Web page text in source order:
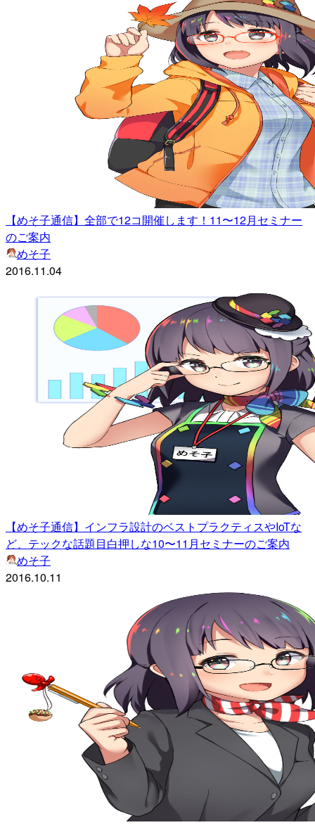
【めそ子通信】全部で12コ開催します！11〜12月セミナー
のご案内
めそ子
2016.11.04
【めそ子通信】インフラ設計のベストプラクティスやIoTな
ど、テックな話題目白押しな10〜11月セミナーのご案内
めそ子
2016.10.11